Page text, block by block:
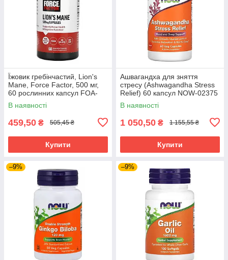
Їжовик гребінчастий, Lion's
Mane, Force Factor, 500 мг,
60 рослинних капсул FOA-
66038
В наявності
459,50 ₴ 505,45 ₴
Купити
Ашвагандха для зняття
стресу (Ashwagandha Stress
Relief) 60 капсул NOW-02375
В наявності
1 050,50 ₴ 1 155,55 ₴
Купити
–9% –9%